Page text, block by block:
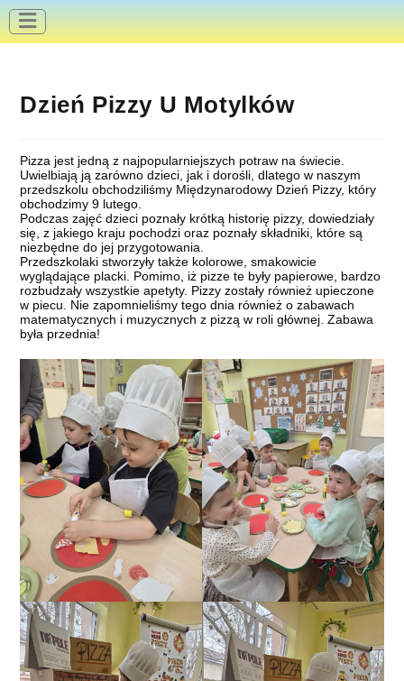
treści
Dzień Pizzy U Motylków
Pizza jest jedną z najpopularniejszych potraw na świecie.
Uwielbiają ją zarówno dzieci, jak i dorośli, dlatego w naszym
przedszkolu obchodziliśmy Międzynarodowy Dzień Pizzy, który
obchodzimy 9 lutego.
Podczas zajęć dzieci poznały krótką historię pizzy, dowiedziały
się, z jakiego kraju pochodzi oraz poznały składniki, które są
niezbędne do jej przygotowania.
Przedszkolaki stworzyły także kolorowe, smakowicie
wyglądające placki. Pomimo, iż pizze te były papierowe, bardzo
rozbudzały wszystkie apetyty. Pizzy zostały również upieczone
w piecu. Nie zapomnieliśmy tego dnia również o zabawach
matematycznych i muzycznych z pizzą w roli głównej. Zabawa
była przednia!